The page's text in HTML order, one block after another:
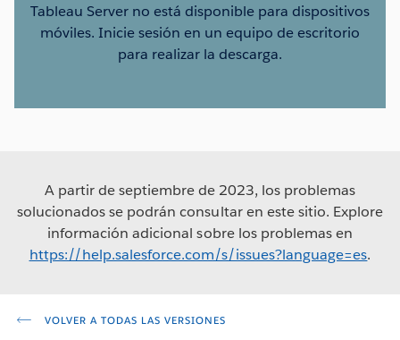
Tableau Server no está disponible para dispositivos
móviles. Inicie sesión en un equipo de escritorio
para realizar la descarga.
A partir de septiembre de 2023, los problemas
solucionados se podrán consultar en este sitio. Explore
información adicional sobre los problemas en
https://help.salesforce.com/s/issues?language=es.
VOLVER A TODAS LAS VERSIONES